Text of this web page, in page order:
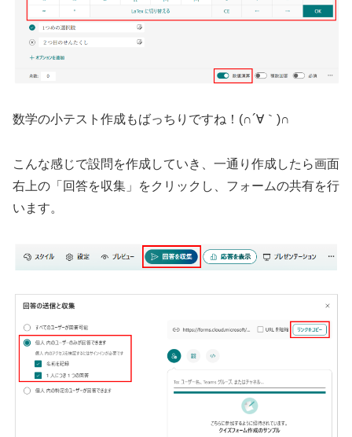
数学の小テスト作成もばっちりですね！(∩´∀｀)∩
こんな感じで設問を作成していき、一通り作成したら画面
右上の「回答を収集」をクリックし、フォームの共有を行
います。